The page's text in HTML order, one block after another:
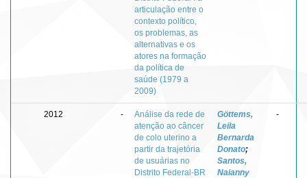
articulação entre o
contexto político,
os problemas, as
alternativas e os
atores na formação
da política de
saúde (1979 a
2009)
2012 -
Análise da rede de
atenção ao câncer
de colo uterino a
partir da trajetória
de usuárias no
Distrito Federal-BR
Göttems,
Leila
Bernarda
Donato;
Santos,
Naianny
-